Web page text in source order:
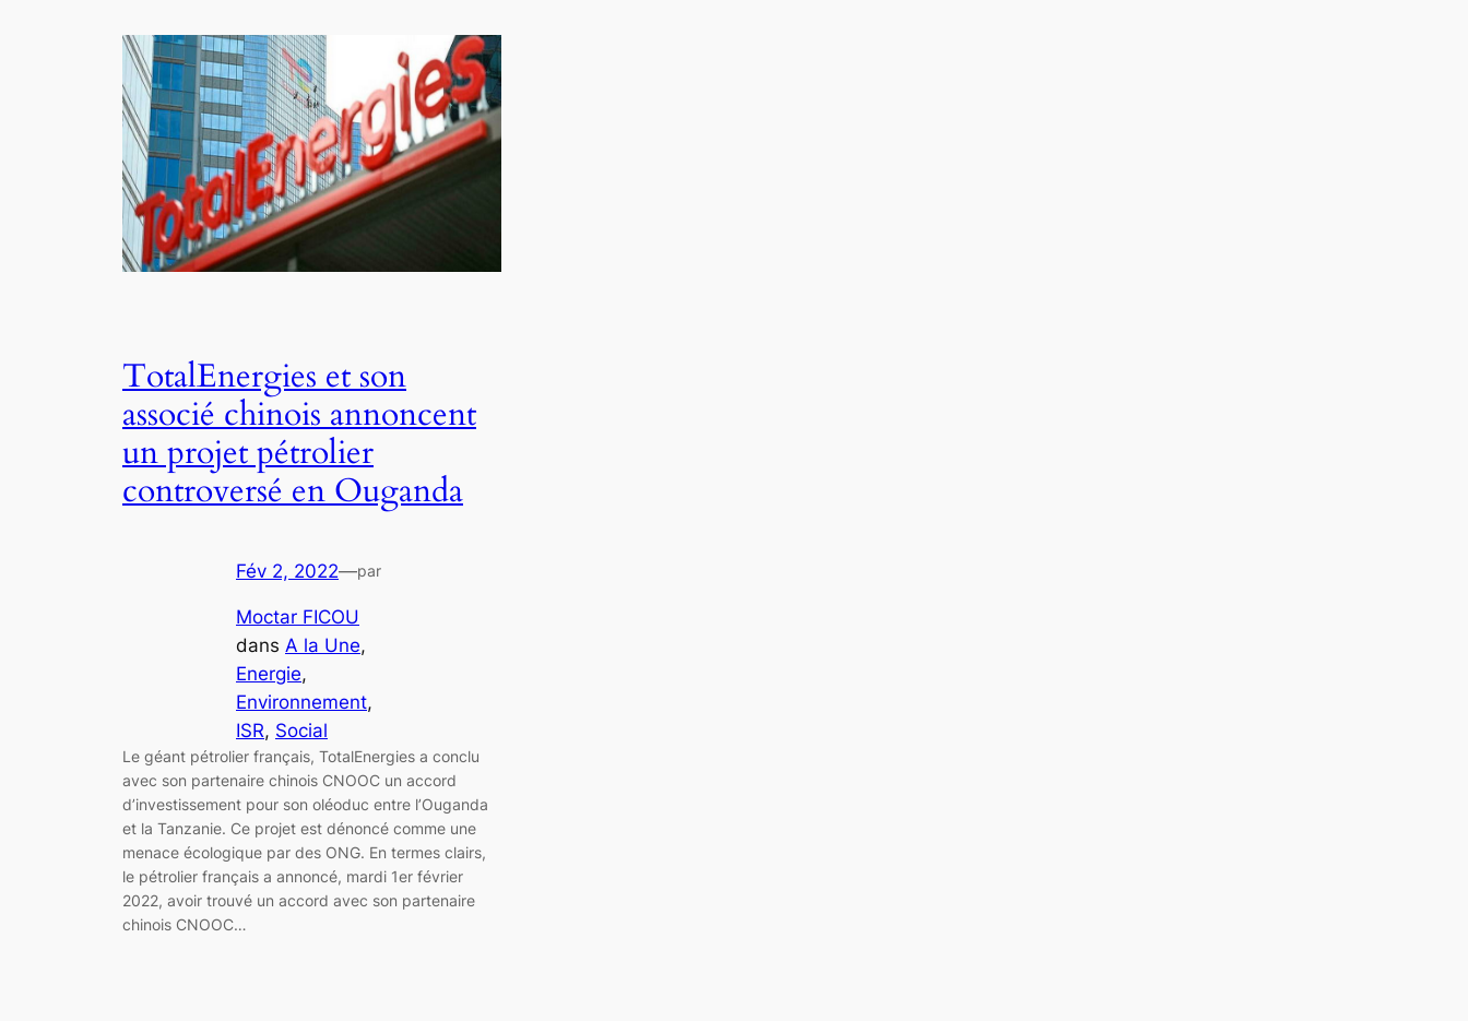
TotalEnergies et son
associé chinois annoncent
un projet pétrolier
controversé en Ouganda
Fév 2, 2022—par
Moctar FICOU
dans A la Une
Energie
Environnement
ISR, Social
Le géant pétrolier français, TotalEnergies a conclu
avec son partenaire chinois CNOOC un accord
d’investissement pour son oléoduc entre l’Ouganda
et la Tanzanie. Ce projet est dénoncé comme une
menace écologique par des ONG. En termes clairs,
le pétrolier français a annoncé, mardi 1er février
2022, avoir trouvé un accord avec son partenaire
chinois CNOOC…